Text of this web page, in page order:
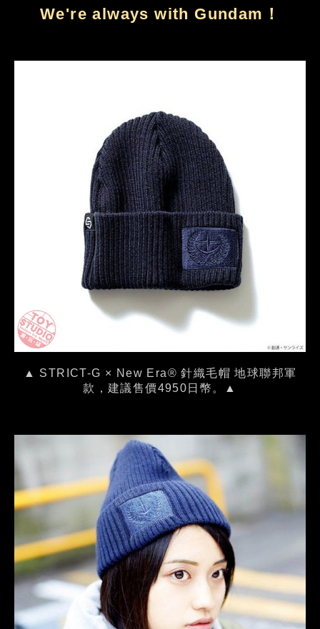
We're always with Gundam！
▲ STRICT-G × New Era® 針織毛帽 地球聯邦軍
款，建議售價4950日幣。▲